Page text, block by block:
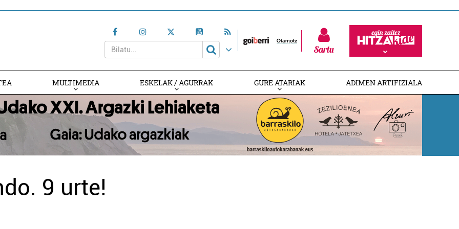
Sartu
MULTIMEDIA ESKELAK / AGURRAK GURE ATARIAK ADIMEN ARTIFIZIALA
9 urte!